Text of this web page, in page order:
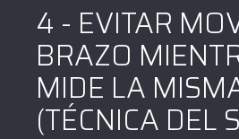
4 - EVITAR
BRAZO
MIDE LA
(TÉCNICA DEL